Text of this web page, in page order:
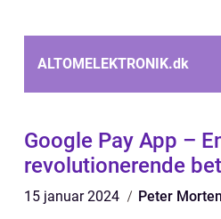
ALTOMELEKTRONIK.dk
Google Pay App –
revolutionerende
15 januar 2024 Peter